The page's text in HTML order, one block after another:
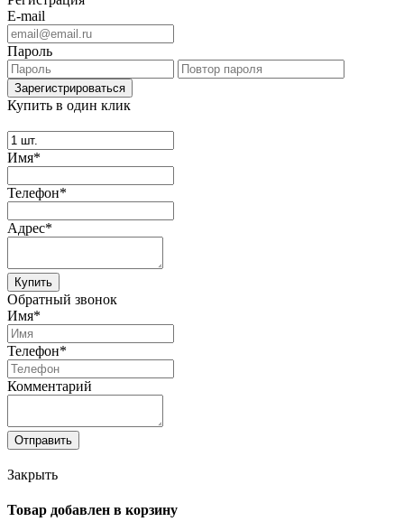
E-mail
Пароль
Купить в один клик
Имя*
Телефон*
Адрес*
Купить
Обратный звонок
Имя*
Телефон*
Комментарий
Отправить
Закрыть
Товар добавлен в корзину